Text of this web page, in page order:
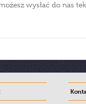
wysłać do nas